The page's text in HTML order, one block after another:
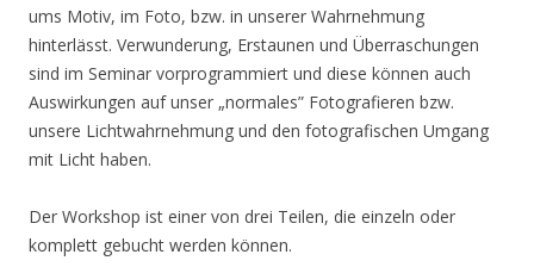
ums Motiv, im Foto, bzw. in unserer Wahrnehmung
hinterlässt. Verwunderung, Erstaunen und Überraschungen
sind im Seminar vorprogrammiert und diese können auch
Auswirkungen auf unser „normales” Fotografieren bzw.
unsere Lichtwahrnehmung und den fotografischen Umgang
mit Licht haben.
Der Workshop ist einer von drei Teilen, die einzeln oder
komplett gebucht werden können.